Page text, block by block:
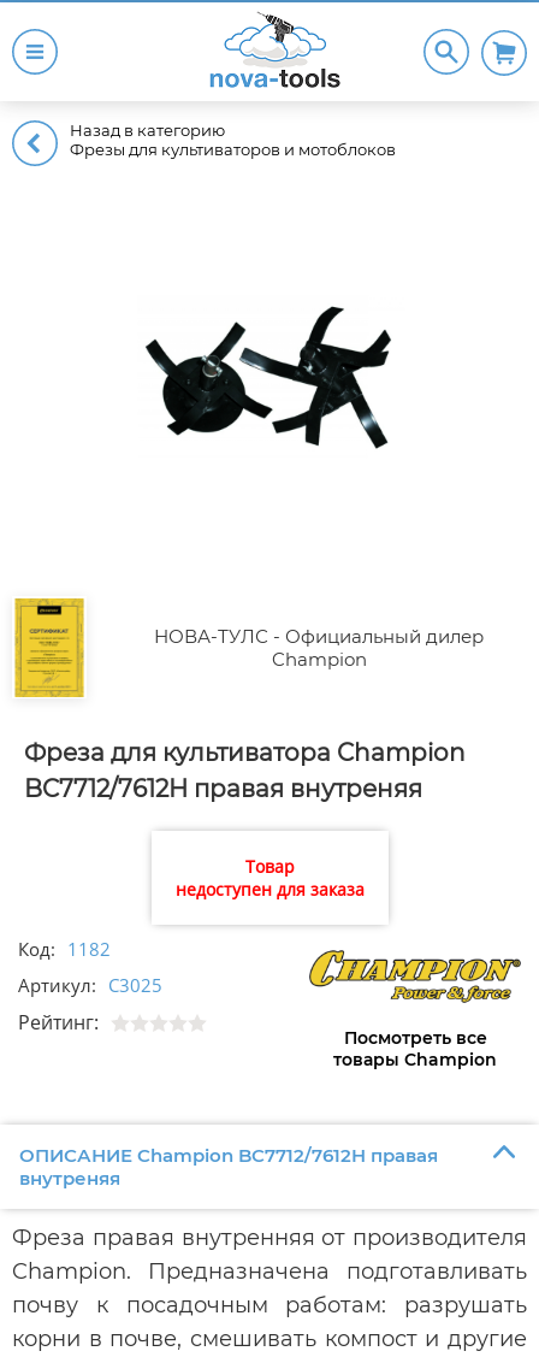
Назад в категорию
Фрезы для культиваторов и мотоблоков
НОВА-ТУЛС - Официальный дилер
Champion
Фреза для культиватора Champion
BC7712/7612H правая внутреняя
Товар
недоступен для заказа
Код: 1182
Артикул: C3025
Рейтинг:
Посмотреть все
товары Champion
ОПИСАНИЕ Champion BC7712/7612H правая
внутреняя
Фреза правая внутренняя от производителя
Champion. Предназначена подготавливать
почву к посадочным работам: разрушать
корни в почве, смешивать компост и другие